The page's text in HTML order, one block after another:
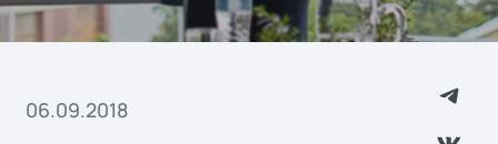
06.09.2018